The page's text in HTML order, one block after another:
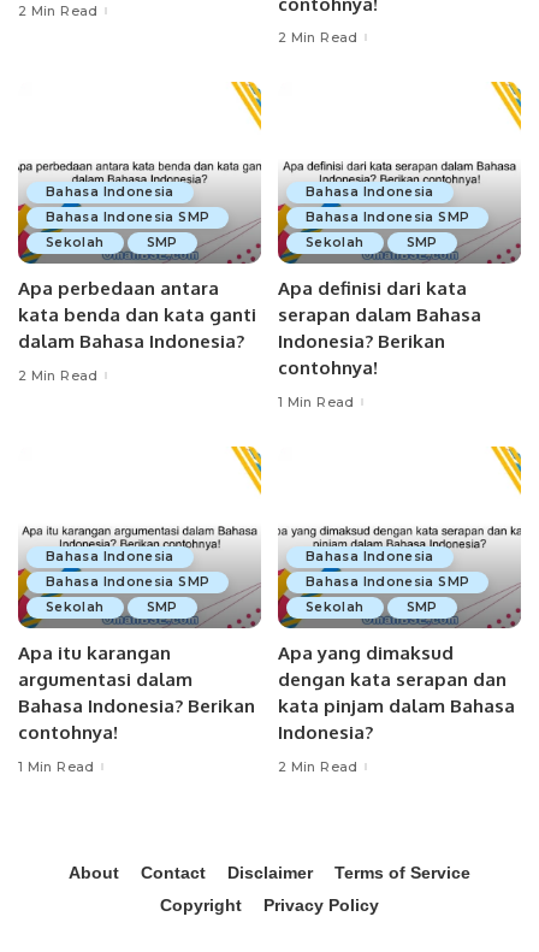
2 Min Read
2 Min Read
Bahasa Indonesia
Bahasa Indonesia SMP
Sekolah
SMP
Apa perbedaan antara
kata benda dan kata ganti
dalam Bahasa Indonesia?
2 Min Read
Bahasa Indonesia
Bahasa Indonesia SMP
Sekolah
SMP
Apa definisi dari kata
serapan dalam Bahasa
Indonesia? Berikan
contohnya!
1 Min Read
Bahasa Indonesia
Bahasa Indonesia SMP
Sekolah
SMP
Apa itu karangan
argumentasi dalam
Bahasa Indonesia? Berikan
contohnya!
1 Min Read
Bahasa Indonesia
Bahasa Indonesia SMP
Sekolah
SMP
Apa yang dimaksud
dengan kata serapan dan
kata pinjam dalam Bahasa
Indonesia?
2 Min Read
About Contact Disclaimer
Terms of Service
Copyright
Privacy Policy